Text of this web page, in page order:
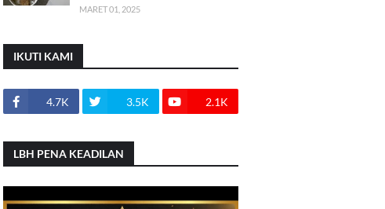
MARET 01, 2025
IKUTI KAMI
4.7K 3.5K 2.1K
LBH PENA KEADILAN